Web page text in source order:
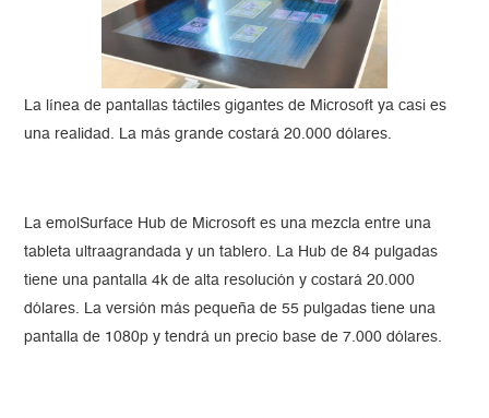
La línea de pantallas táctiles gigantes de Microsoft ya casi es
una realidad. La más grande costará 20.000 dólares.
La emolSurface Hub de Microsoft es una mezcla entre una
tableta ultraagrandada y un tablero. La Hub de 84 pulgadas
tiene una pantalla 4k de alta resolución y costará 20.000
dólares. La versión más pequeña de 55 pulgadas tiene una
pantalla de 1080p y tendrá un precio base de 7.000 dólares.